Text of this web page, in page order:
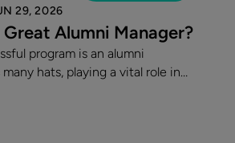
29, 2026
Alumni Manager?
program is an alumni
hats, playing a vital role in